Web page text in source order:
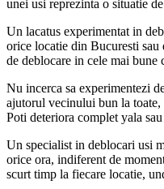
unei usi reprezinta o situatie
Un lacatus experimentat in
orice locatie din Bucuresti
de deblocare in cele mai bune
Nu incerca sa experimentezi
ajutorul vecinului bun la toate,
Poti deteriora complet yala
Un specialist in deblocari usi
orice ora, indiferent de
scurt timp la fiecare locatie,